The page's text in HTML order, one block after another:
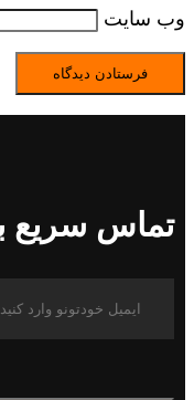
وب‌ سایت
تماس سریع